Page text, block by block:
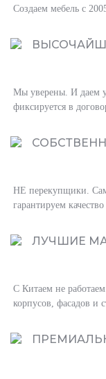
Создаем мебель с
Мы уверены. И даем
фиксируется в
НЕ перекупщики.
гарантируем
ЛУЧШИЕ
С Китаем не
корпусов, фасадов и